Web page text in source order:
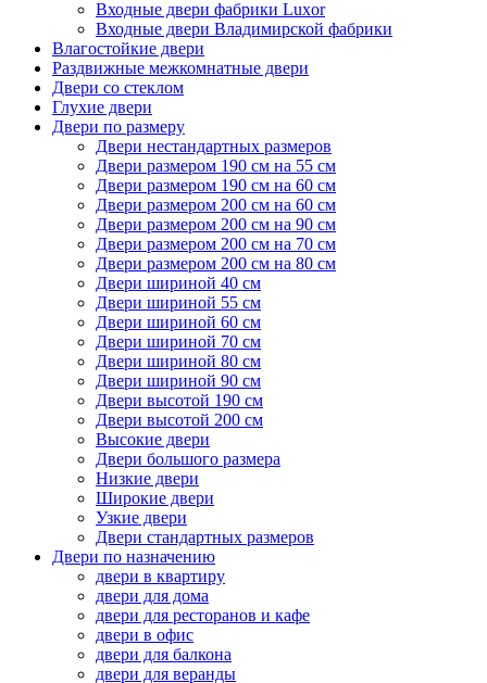
Входные двери фабрики Luxor
Входные двери Владимирской фабрики
Влагостойкие двери
Раздвижные межкомнатные двери
Двери со стеклом
Глухие двери
Двери по размеру
Двери нестандартных размеров
Двери размером 190 см на 55 см
Двери размером 190 см на 60 см
Двери размером 200 см на 60 см
Двери размером 200 см на 90 см
Двери размером 200 см на 70 см
Двери размером 200 см на 80 см
Двери шириной 40 см
Двери шириной 55 см
Двери шириной 60 см
Двери шириной 70 см
Двери шириной 80 см
Двери шириной 90 см
Двери высотой 190 см
Двери высотой 200 см
Высокие двери
Двери большого размера
Низкие двери
Широкие двери
Узкие двери
Двери стандартных размеров
Двери по назначению
двери в квартиру
двери для дома
двери для ресторанов и кафе
двери в офис
двери для балкона
двери для веранды